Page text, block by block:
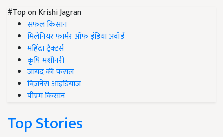
#Top on Krishi Jagran
सफल किसान
मिलेनियर फार्मर ऑफ इंडिया अवॉर्ड
महिंद्रा ट्रैक्टर्स
कृषि मशीनरी
जायद की फसल
बिज़नेस आइडियाज
पीएम किसान
Top Stories